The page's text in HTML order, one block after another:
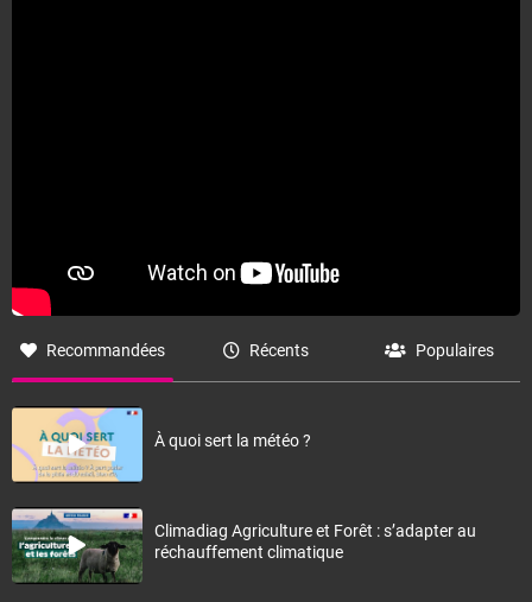
Recommandées Récents Populaires
À quoi sert la météo ?
Climadiag Agriculture et Forêt : s’adapter au
réchauffement climatique